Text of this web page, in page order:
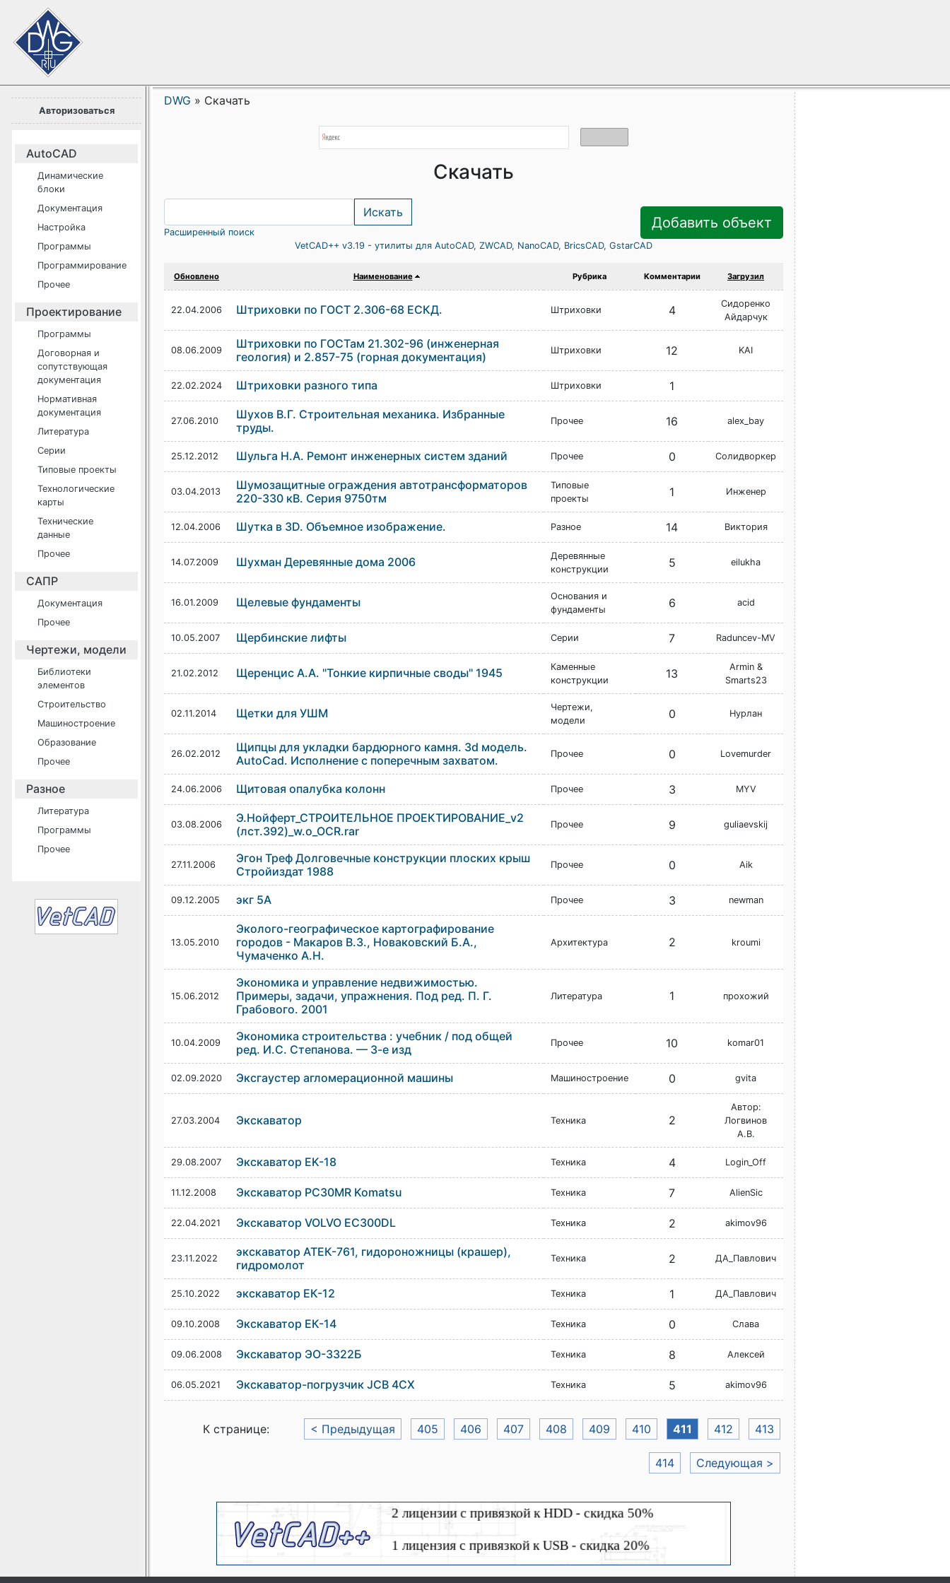
Авторизоваться
AutoCAD
Динамические
блоки
Документация
Настройка
Программы
Программирование
Прочее
Проектирование
Программы
Договорная и
сопутствующая
документация
Нормативная
документация
Литература
Серии
Типовые проекты
Технологические
карты
Технические
данные
Прочее
САПР
Документация
Прочее
Чертежи, модели
Библиотеки
элементов
Строительство
Машиностроение
Образование
Прочее
Разное
Литература
Программы
Прочее
DWG » Скачать
Скачать
Расширенный поиск
Добавить объект
VetCAD++ v3.19 - утилиты для AutoCAD, ZWCAD, NanoCAD, BricsCAD, GstarCAD
Обновлено Наименование Рубрика Комментарии Загрузил
22.04.2006 Штриховки по ГОСТ 2.306-68 ЕСКД. Штриховки 4
Сидоренко
Айдарчук
08.06.2009
Штриховки по ГОСТам 21.302-96 (инженерная
геология) и 2.857-75 (горная документация)
Штриховки 12 KAI
22.02.2024 Штриховки разного типа Штриховки 1
27.06.2010
Шуxов В.Г. Строительная механика. Избранные
труды.
Прочее 16 alex_bay
25.12.2012 Шульга Н.А. Ремонт инженерных систем зданий Прочее 0 Солидворкер
03.04.2013
Шумозащитные ограждения автотрансформаторов
220-330 кВ. Серия 9750тм
Типовые
проекты
1 Инженер
12.04.2006 Шутка в 3D. Объемное изображение. Разное 14 Виктория
14.07.2009 Шухман Деревянные дома 2006
Деревянные
конструкции
5 eilukha
16.01.2009 Щелевые фундаменты
Основания и
фундаменты
6 acid
10.05.2007 Щербинские лифты Серии 7 Raduncev-MV
21.02.2012 Щеренцис А.А. "Тонкие кирпичные своды" 1945
Каменные
конструкции
13
Armin &
Smarts23
02.11.2014 Щетки для УШМ
Чертежи,
модели
0 Нурлан
26.02.2012
Щипцы для укладки бардюрного камня. 3d модель.
AutoCad. Исполнение с поперечным захватом.
Прочее 0 Lovemurder
24.06.2006 Щитовая опалубка колонн Прочее 3 MYV
03.08.2006
Э.Нойферт_СТРОИТЕЛЬНОЕ ПРОЕКТИРОВАНИЕ_v2
(лст.392)_w.o_OCR.rar
Прочее 9 guliaevskij
27.11.2006
Эгон Треф Долговечные конструкции плоских крыш
Стройиздат 1988
Прочее 0 Aik
09.12.2005 экг 5А Прочее 3 newman
13.05.2010
Эколого-географическое картографирование
городов - Макаров В.З., Новаковский Б.А.,
Чумаченко А.Н.
Архитектура 2 kroumi
15.06.2012
Экономика и управление недвижимостью.
Примеры, задачи, упражнения. Под ред. П. Г.
Грабового. 2001
Литература 1 прохожий
10.04.2009
Экономика строительства : учебник / под общей
ред. И.С. Степанова. — 3-е изд
Прочее 10 komar01
02.09.2020 Эксгаустер агломерационной машины Машиностроение 0 gvita
27.03.2004 Экскаватор Техника 2
Автор:
Логвинов
А.В.
29.08.2007 Экскаватор EK-18 Техника 4 Login_Off
11.12.2008 Экскаватор PC30MR Komatsu Техника 7 AlienSic
22.04.2021 Экскаватор VOLVO EC300DL Техника 2 akimov96
23.11.2022
экскаватор АТЕК-761, гидороножницы (крашер),
гидромолот
Техника 2 ДА_Павлович
25.10.2022 экскаватор ЕК-12 Техника 1 ДА_Павлович
09.10.2008 Экскаватор ЕК-14 Техника 0 Слава
09.06.2008 Экскаватор ЭО-3322Б Техника 8 Алексей
06.05.2021 Экскаватор-погрузчик JCB 4CX Техника 5 akimov96
К странице: < Предыдущая 405 406 407 408 409 410 411 412 413
414 Следующая >